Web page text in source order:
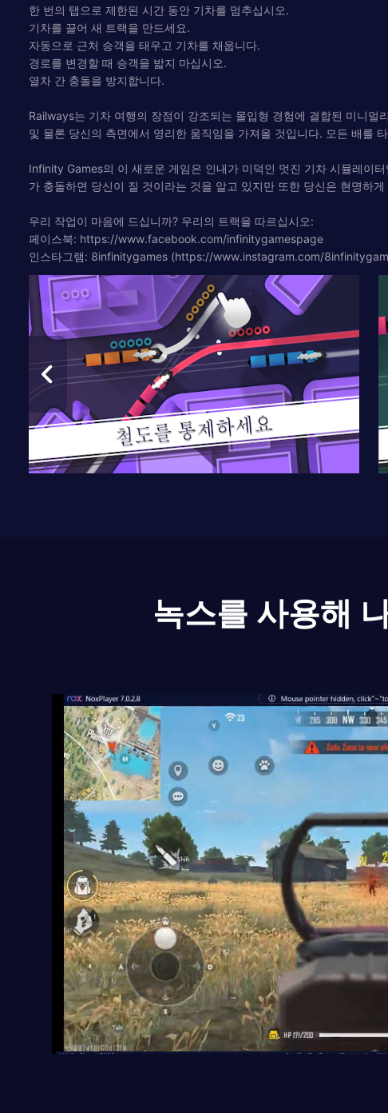
한 번의 탭으로 제한된 시간 동안 기차를 멈추십시오.
기차를 끌어 새 트랙을 만드세요.
자동으로 근처 승객을 태우고 기차를 채웁니다.
경로를 변경할 때 승객을 밟지 마십시오.
열차 간 충돌을 방지합니다.
Railways는 기차 여행의 장점이 강조되는 몰입형 경험에 결합된 미니
및 물론 당신의 측면에서 영리한 움직임을 가져올 것입니다. 모든 배를
Infinity Games의 이 새로운 게임은 인내가 미덕인 멋진 기차 시뮬레이
가 충돌하면 당신이 질 것이라는 것을 알고 있지만 또한 당신은 현명하
우리 작업이 마음에 드십니까? 우리의 트랙을 따르십시오:
페이스북: https://www.facebook.com/infinitygamespage
인스타그램: 8infinitygames (https://www.instagram.com/
녹스를 사용해